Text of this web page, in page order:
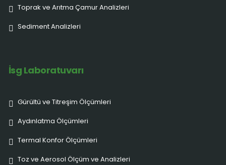
Toprak ve Arıtma Çamur Analizleri
Sediment Analizleri
İsg Laboratuvarı
Gürültü ve Titreşim Ölçümleri
Aydınlatma Ölçümleri
Termal Konfor Ölçümleri
Toz ve Aerosol Ölçüm ve Analizleri